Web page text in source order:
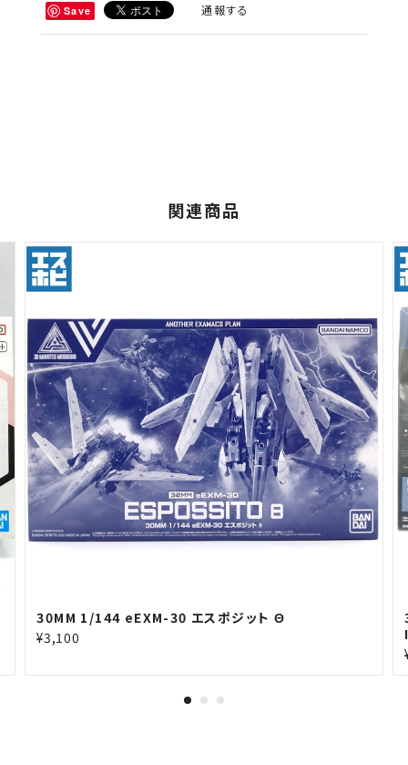
Save 通報する
関連商品
30MM 1/144 eEXM-30 エスポジット Θ
¥3,100